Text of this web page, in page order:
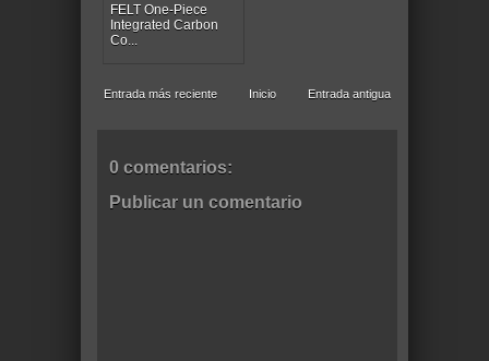
FELT One-Piece
Integrated Carbon
Co...
Entrada más reciente Entrada antigua
Inicio
0 comentarios:
Publicar un comentario